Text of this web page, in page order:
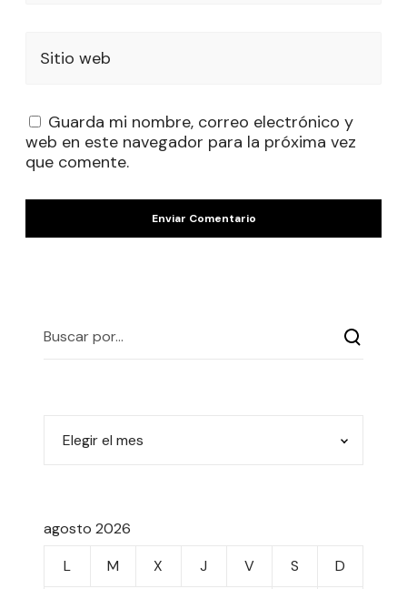
Sitio web
Guarda mi nombre, correo electrónico y
web en este navegador para la próxima vez
que comente.
agosto 2026
L
M X J V S D